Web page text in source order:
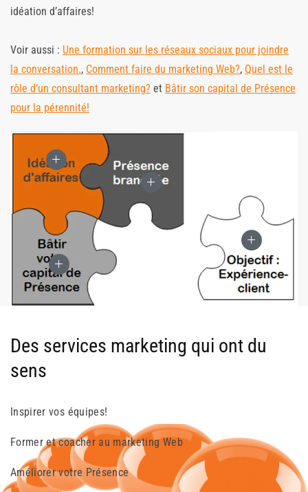
idéation d’affaires!
Voir aussi : Une formation sur les réseaux sociaux pour joindre
la conversation., Comment faire du marketing Web?, Quel est le
rôle d’un consultant marketing? et Bâtir son capital de Présence
pour la pérennité!
Des services marketing qui ont du
sens
Inspirer vos équipes!
Former et coacher au marketing Web
Améliorer votre Présence